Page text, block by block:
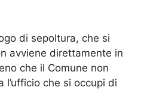
di sepoltura, che si
avviene direttamente in
che il Comune non
l’ufficio che si occupi di